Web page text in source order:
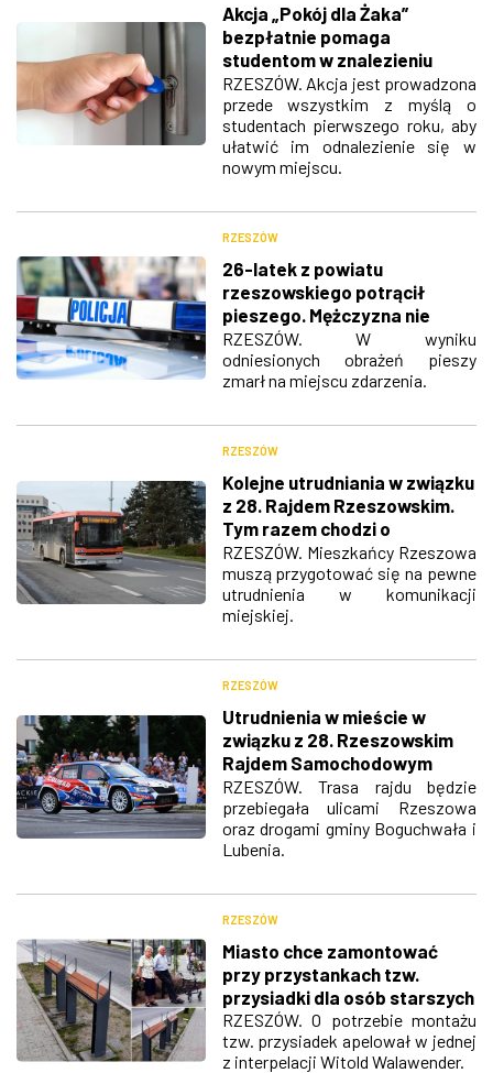
Akcja „Pokój dla Żaka”
bezpłatnie pomaga
studentom w znalezieniu
mieszkania
RZESZÓW. Akcja jest prowadzona
przede wszystkim z myślą o
studentach pierwszego roku, aby
ułatwić im odnalezienie się w
nowym miejscu.
RZESZÓW
26-latek z powiatu
rzeszowskiego potrącił
pieszego. Mężczyzna nie
przeżył
RZESZÓW. W wyniku
odniesionych obrażeń pieszy
zmarł na miejscu zdarzenia.
RZESZÓW
Kolejne utrudniania w związku
z 28. Rajdem Rzeszowskim.
Tym razem chodzi o
komunikacje miejską
RZESZÓW. Mieszkańcy Rzeszowa
muszą przygotować się na pewne
utrudnienia w komunikacji
miejskiej.
RZESZÓW
Utrudnienia w mieście w
związku z 28. Rzeszowskim
Rajdem Samochodowym
[MAPY]
RZESZÓW. Trasa rajdu będzie
przebiegała ulicami Rzeszowa
oraz drogami gminy Boguchwała i
Lubenia.
RZESZÓW
Miasto chce zamontować
przy przystankach tzw.
przysiadki dla osób starszych
RZESZÓW. O potrzebie montażu
tzw. przysiadek apelował w jednej
z interpelacji Witold Walawender.